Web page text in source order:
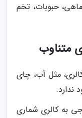
حبوبات، تخم
متناوب
مثل آب، چای
ندارد.
به کالری شماری